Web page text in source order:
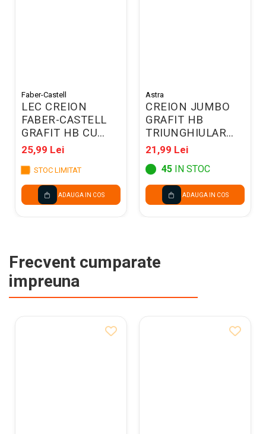
Faber-Castell
LEC CREION
FABER-CASTELL
GRAFIT HB CU
RADIERA 1112
12/SET FC111200
25,99 Lei
STOC LIMITAT
ADAUGA IN COS
Astra
CREION JUMBO
GRAFIT HB
TRIUNGHIULAR
PIXEL 3/SET +
RADIERA
206023901
21,99 Lei
45 IN STOC
ADAUGA IN COS
Frecvent cumparate
impreuna